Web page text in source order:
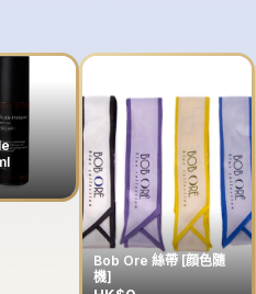
Bob Ore 絲帶 [顔色隨
機]